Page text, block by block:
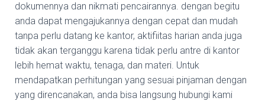
dokumennya dan nikmati pencairannya. dengan begitu
anda dapat mengajukannya dengan cepat dan mudah
tanpa perlu datang ke kantor, aktifiitas harian anda juga
tidak akan terganggu karena tidak perlu antre di kantor
lebih hemat waktu, tenaga, dan materi. Untuk
mendapatkan perhitungan yang sesuai pinjaman dengan
yang direncanakan, anda bisa langsung hubungi kami